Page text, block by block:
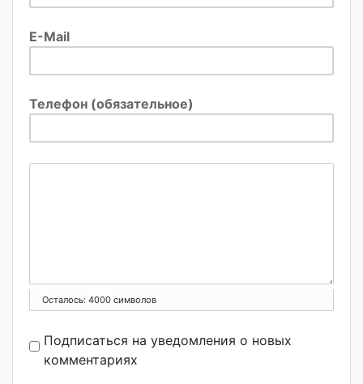
E-Mail
Телефон (обязательное)
Осталось: 4000 символов
Подписаться на уведомления о новых
комментариях